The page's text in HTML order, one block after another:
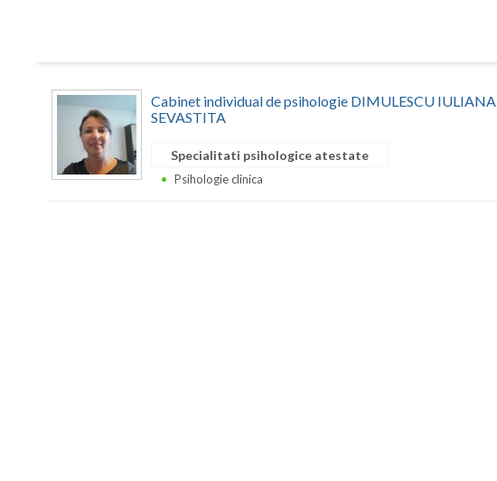
Cabinet individual de psihologie DIMULESCU IULIANA
SEVASTITA
Specialitati psihologice atestate
Psihologie clinica